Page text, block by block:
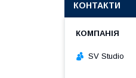
КОНТАКТИ
SV Studio